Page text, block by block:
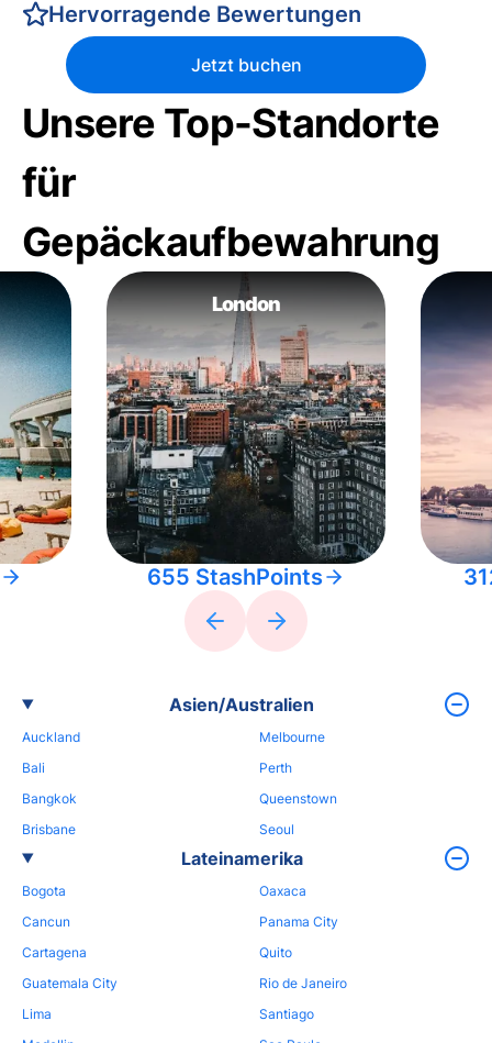
Hervorragende Bewertungen
Jetzt buchen
Unsere Top-Standorte
für
Gepäckaufbewahrung
London
655 StashPoints
Asien/Australien
Auckland
Bali
Bangkok
Brisbane
Melbourne
Perth
Queenstown
Seoul
Lateinamerika
Bogota
Cancun
Cartagena
Guatemala City
Lima
Oaxaca
Panama City
Quito
Rio de Janeiro
Santiago